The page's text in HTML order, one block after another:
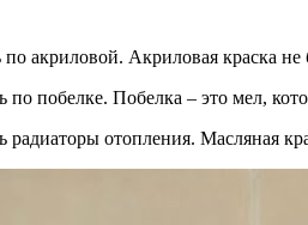
акриловой. Акриловая краска
по побелке. Побелка – это мел,
радиаторы отопления. Масляная